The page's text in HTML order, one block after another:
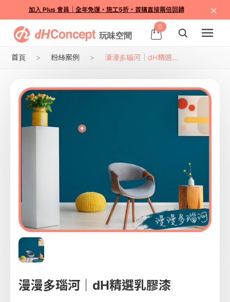
加入 Plus 會員｜全年免運・施工5折・首購直接兩倍回饋 ×
0
首頁 粉絲案例 漫漫多瑙河｜dH精選...
漫漫多瑙河｜dH精選乳膠漆